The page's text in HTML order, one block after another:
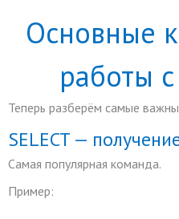
Основные
работы
Теперь разберём самые
SELECT —
Самая популярная команда.
Пример: